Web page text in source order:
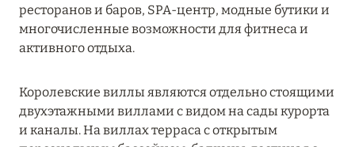
Подробнее
ЗАБРОНИРУЙТЕ FOUR SEASONS RESORT
DUBAI AT JUMEIRAH BEACH ПО ЛУЧШИМ
ЦЕНАМ
ресторанов и баров, SPA-центр, модные бутики и
многочисленные возможности для фитнеса и
активного отдыха.
Королевские виллы являются отдельно стоящими
двухэтажными виллами с видом на сады курорта
и каналы. На виллах терраса с открытым